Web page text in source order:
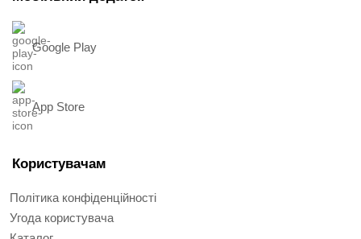
Google Play
App Store
Користувачам
Політика конфіденційності
Угода користувача